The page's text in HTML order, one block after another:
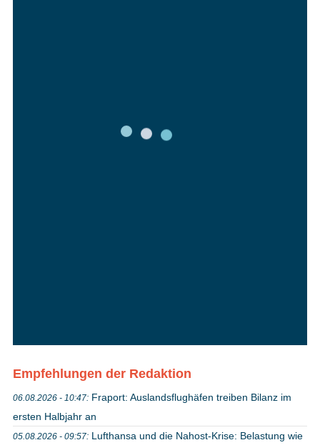
Empfehlungen der Redaktion
06.08.2026 - 10:47: Fraport: Auslandsflughäfen treiben Bilanz im
ersten Halbjahr an
05.08.2026 - 09:57: Lufthansa und die Nahost-Krise: Belastung wie